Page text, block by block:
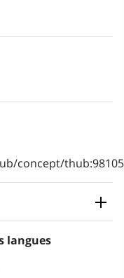
concept/
langues